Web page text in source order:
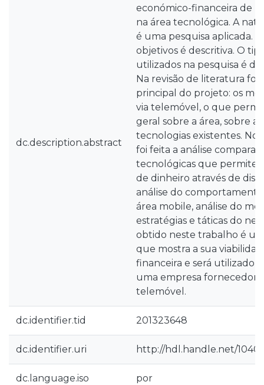
dc.description.abstract
económico-financeira de
na área tecnológica. A
é uma pesquisa aplicada.
objetivos é descritiva. O
utilizados na pesquisa é
Na revisão de literatura foi
principal do projeto: os
via telemóvel, o que
geral sobre a área, sobre
tecnologias existentes. No
foi feita a análise
tecnológicas que
de dinheiro através de
análise do
área mobile, análise do
estratégias e táticas do
obtido neste trabalho é
que mostra a sua
financeira e será utilizado
uma empresa
telemóvel.
dc.identifier.tid 201323648
dc.identifier.uri http://hdl.handle.net/
dc.language.iso por